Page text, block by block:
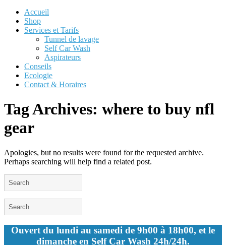
Accueil
Shop
Services et Tarifs
Tunnel de lavage
Self Car Wash
Aspirateurs
Conseils
Ecologie
Contact & Horaires
Tag Archives: where to buy nfl
gear
Apologies, but no results were found for the requested archive.
Perhaps searching will help find a related post.
Ouvert du lundi au samedi de 9h00 à 18h00, et le
dimanche en Self Car Wash 24h/24h.